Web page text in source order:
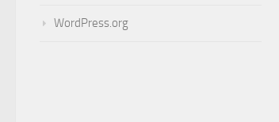
WordPress.org